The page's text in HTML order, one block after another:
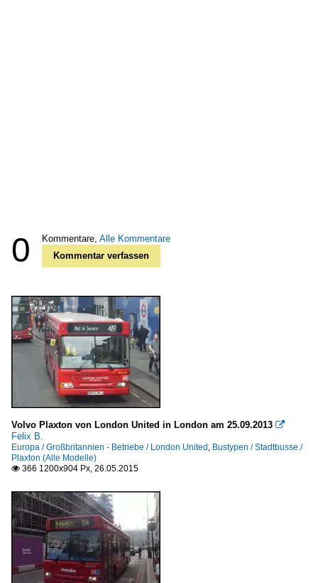
0 Kommentare, Alle Kommentare
Kommentar verfassen
Volvo Plaxton von London United in London am 25.09.2013 
Felix B.
Europa / Großbritannien - Betriebe / London United , Bustypen / Stadtbusse /
Plaxton (Alle Modelle)
 366 1200x904 Px, 26.05.2015